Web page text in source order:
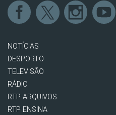
NOTÍCIAS
DESPORTO
TELEVISÃO
RÁDIO
RTP ARQUIVOS
RTP ENSINA